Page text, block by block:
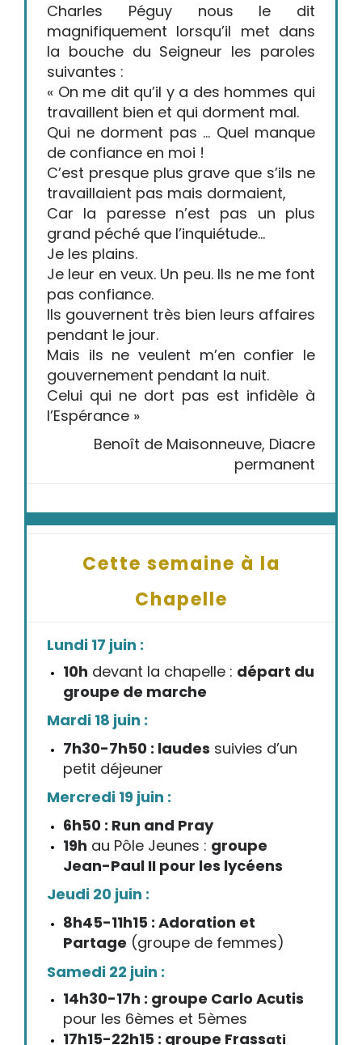
Charles Péguy nous le dit
magnifiquement lorsqu’il met dans
la bouche du Seigneur les paroles
suivantes :
« On me dit qu’il y a des hommes qui
travaillent bien et qui dorment mal.
Qui ne dorment pas … Quel manque
de confiance en moi !
C’est presque plus grave que s’ils ne
travaillaient pas mais dormaient,
Car la paresse n’est pas un plus
grand péché que l’inquiétude…
Je les plains.
Je leur en veux. Un peu. Ils ne me font
pas confiance.
Ils gouvernent très bien leurs affaires
pendant le jour.
Mais ils ne veulent m’en confier le
gouvernement pendant la nuit.
Celui qui ne dort pas est infidèle à
l’Espérance »
Benoît de Maisonneuve, Diacre
permanent
Cette semaine à la
Chapelle
Lundi 17 juin :
10h devant la chapelle : départ du
groupe de marche
Mardi 18 juin :
7h30-7h50 : laudes suivies d’un
petit déjeuner
Mercredi 19 juin :
6h50 : Run and Pray
19h au Pôle Jeunes : groupe
Jean-Paul II pour les lycéens
Jeudi 20 juin :
8h45-11h15 : Adoration et
Partage (groupe de femmes)
Samedi 22 juin :
14h30-17h : groupe Carlo Acutis
pour les 6èmes et 5èmes
17h15-22h15 : groupe Frassati